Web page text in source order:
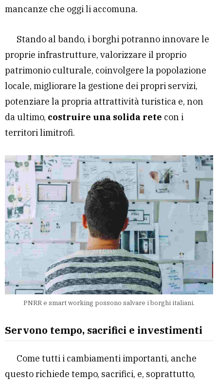
mancanze che oggi li accomuna.
Stando al bando, i borghi potranno innovare le
proprie infrastrutture, valorizzare il proprio
patrimonio culturale, coinvolgere la popolazione
locale, migliorare la gestione dei propri servizi,
potenziare la propria attrattività turistica e, non
da ultimo, costruire una solida rete con i
territori limitrofi.
PNRR e smart working possono salvare i borghi italiani.
Servono tempo, sacrifici e investimenti
Come tutti i cambiamenti importanti, anche
questo richiede tempo, sacrifici, e, soprattutto,